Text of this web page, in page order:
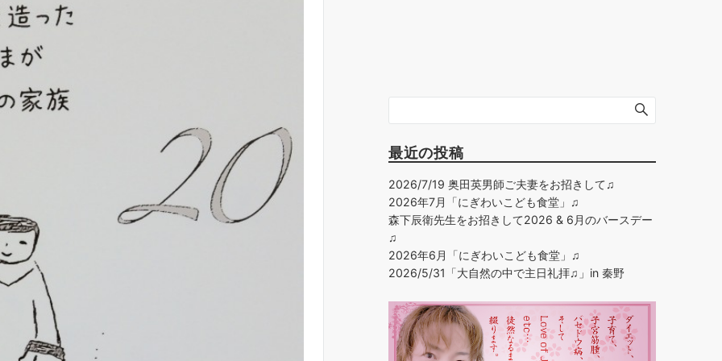
最近の投稿
2026/7/19 奥田英男師ご夫妻をお招きして♫
2026年7月「にぎわいこども食堂」♫
森下辰衛先生をお招きして2026 & 6月のバースデー
♫
2026年6月「にぎわいこども食堂」♫
2026/5/31「大自然の中で主日礼拝♫」in 秦野